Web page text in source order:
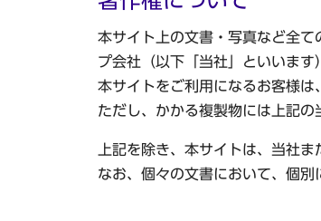
本サイト上の文書・写真など全
プ会社（以下「当社」といいます
本サイトをご利用になるお客様は
ただし、かかる複製物には上記の
上記を除き、本サイトは、当社
なお、個々の文書において、個別